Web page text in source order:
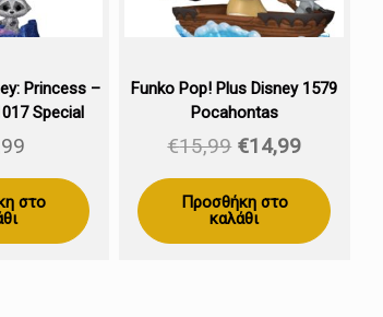
Princess –
Special
στο
Funko Pop! Plus Disney 1579
Pocahontas
€15,99 Original
price
was:
€14,99Η
τρέχουσα
τιμή
είναι:
Προσθήκη στο
καλάθι